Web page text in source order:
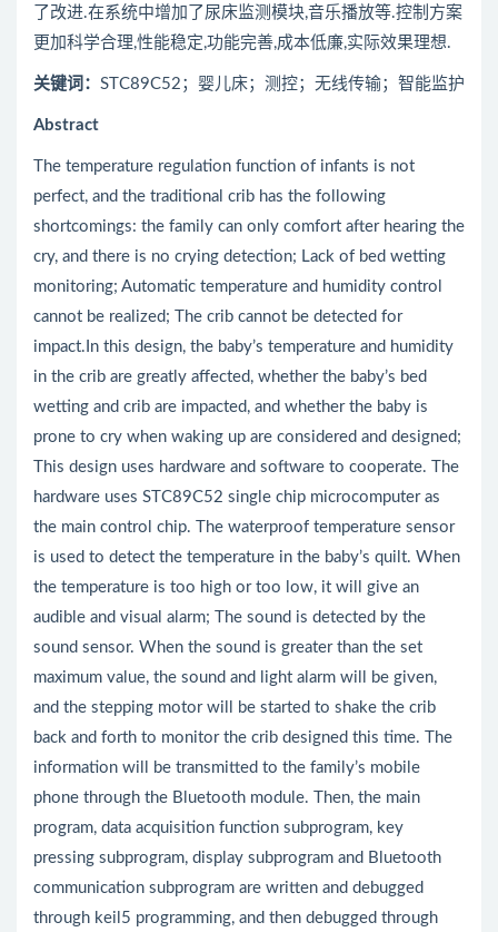
了改进.在系统中增加了尿床监测模块,音乐播放等.控制方案
更加科学合理,性能稳定,功能完善,成本低廉,实际效果理想.
关键词： STC89C52；婴儿床；测控；无线传输；智能监护
Abstract
The temperature regulation function of infants is not
perfect, and the traditional crib has the following
shortcomings: the family can only comfort after hearing the
cry, and there is no crying detection; Lack of bed wetting
monitoring; Automatic temperature and humidity control
cannot be realized; The crib cannot be detected for
impact.In this design, the baby’s temperature and humidity
in the crib are greatly affected, whether the baby’s bed
wetting and crib are impacted, and whether the baby is
prone to cry when waking up are considered and designed;
This design uses hardware and software to cooperate. The
hardware uses STC89C52 single chip microcomputer as
the main control chip. The waterproof temperature sensor
is used to detect the temperature in the baby’s quilt. When
the temperature is too high or too low, it will give an
audible and visual alarm; The sound is detected by the
sound sensor. When the sound is greater than the set
maximum value, the sound and light alarm will be given,
and the stepping motor will be started to shake the crib
back and forth to monitor the crib designed this time. The
information will be transmitted to the family’s mobile
phone through the Bluetooth module. Then, the main
program, data acquisition function subprogram, key
pressing subprogram, display subprogram and Bluetooth
communication subprogram are written and debugged
through keil5 programming, and then debugged through